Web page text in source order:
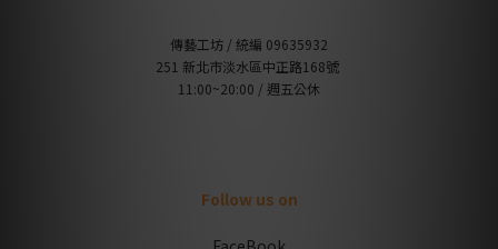
傳藝工坊 / 統編 09635932
251 新北市淡水區中正路168號
11:00~20:00 / 週五公休
Follow us on